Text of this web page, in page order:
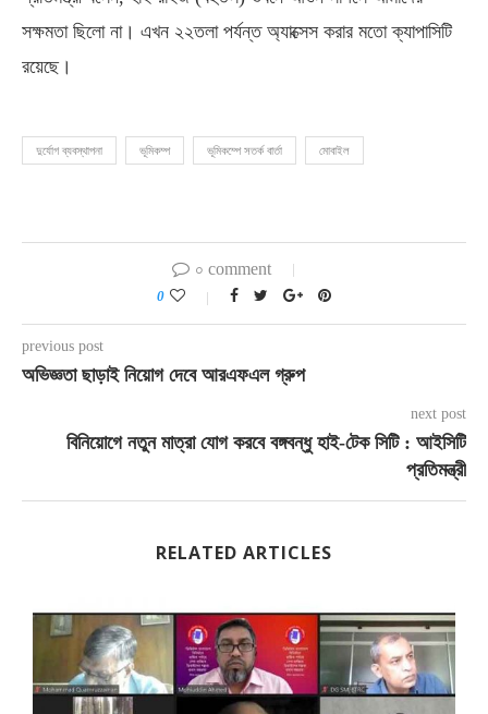
সক্ষমতা ছিলো না। এখন ২২তলা পর্যন্ত অ্যাক্সেস করার মতো ক্যাপাসিটি
রয়েছে।
দুর্যোগ ব্যবস্থাপনা ভূমিকম্প ভূমিকম্পে সতর্ক বার্তা মোবাইল
০ comment
0
previous post
অভিজ্ঞতা ছাড়াই নিয়োগ দেবে আরএফএল গ্রুপ
next post
বিনিয়োগে নতুন মাত্রা যোগ করবে বঙ্গবন্ধু হাই-টেক সিটি : আইসিটি
প্রতিমন্ত্রী
RELATED ARTICLES